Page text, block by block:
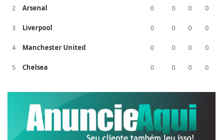
2 Arsenal 0 0 0 0
3 Liverpool 0 0 0 0
4 Manchester United 0 0 0 0
5 Chelsea 0 0 0 0